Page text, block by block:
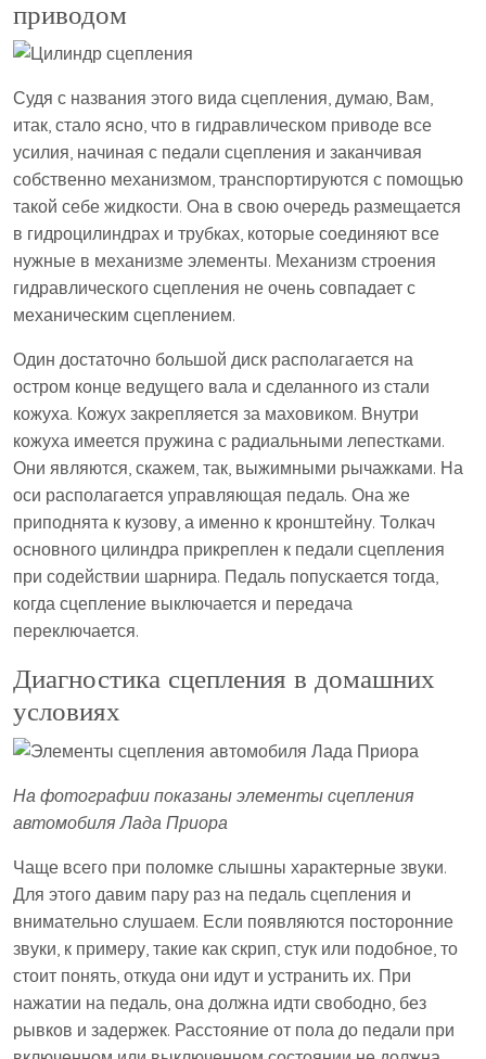
приводом
Судя с названия этого вида сцепления, думаю, Вам,
итак, стало ясно, что в гидравлическом приводе все
усилия, начиная с педали сцепления и заканчивая
собственно механизмом, транспортируются с помощью
такой себе жидкости. Она в свою очередь размещается
в гидроцилиндрах и трубках, которые соединяют все
нужные в механизме элементы. Механизм строения
гидравлического сцепления не очень совпадает с
механическим сцеплением.
Один достаточно большой диск располагается на
остром конце ведущего вала и сделанного из стали
кожуха. Кожух закрепляется за маховиком. Внутри
кожуха имеется пружина с радиальными лепестками.
Они являются, скажем, так, выжимными рычажками. На
оси располагается управляющая педаль. Она же
приподнята к кузову, а именно к кронштейну. Толкач
основного цилиндра прикреплен к педали сцепления
при содействии шарнира. Педаль попускается тогда,
когда сцепление выключается и передача
переключается.
Диагностика сцепления в домашних
условиях
На фотографии показаны элементы сцепления
автомобиля Лада Приора
Чаще всего при поломке слышны характерные звуки.
Для этого давим пару раз на педаль сцепления и
внимательно слушаем. Если появляются посторонние
звуки, к примеру, такие как скрип, стук или подобное, то
стоит понять, откуда они идут и устранить их. При
нажатии на педаль, она должна идти свободно, без
рывков и задержек. Расстояние от пола до педали при